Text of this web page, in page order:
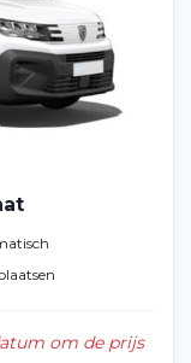
om de prijs